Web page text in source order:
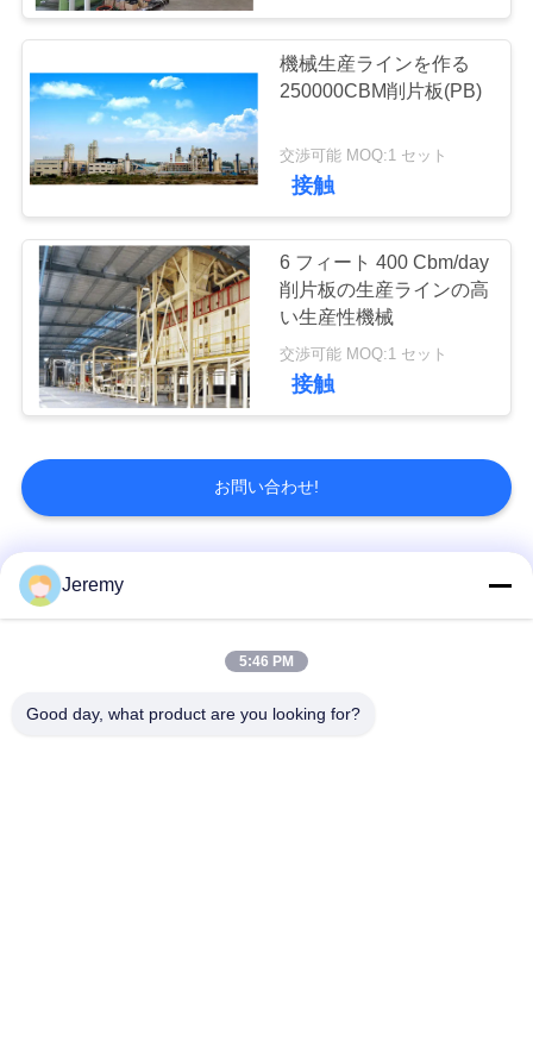
機械生産ラインを作る
250000CBM削片板(PB)
交渉可能 MOQ:1 セット
接触
6 フィート 400 Cbm/day
削片板の生産ラインの高
い生産性機械
交渉可能 MOQ:1 セット
接触
お問い合わせ!
人気カテゴリ すべて
削片板の生産ライン
Jeremy
5:46 PM
Good day, what product are you looking for?